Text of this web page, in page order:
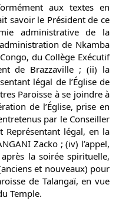
aux textes en
savoir le Président de ce
administrative de la
de Nkamba
du Collège Exécutif
de Brazzaville ; (ii) la
légal de l’Église de
Paroisse à se joindre à
de l’Église, prise en
par le Conseiller
Représentant légal, en la
Zacko ; (iv) l’appel,
la soirée spirituelle,
et nouveaux) pour
de Talangaï, en vue